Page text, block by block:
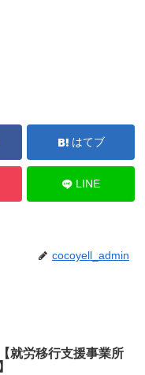
はてブ
LINE
cocoyell_admin
就労移行支援事業所